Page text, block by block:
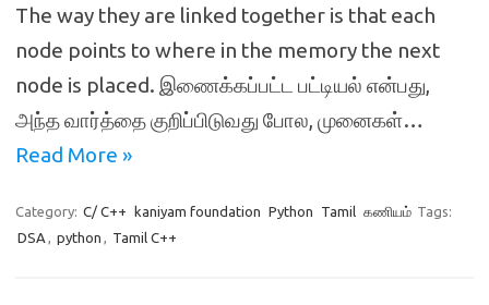
The way they are linked together is that each
node points to where in the memory the next
node is placed. இணைக்கப்பட்ட பட்டியல் என்பது,
அந்த வார்த்தை குறிப்பிடுவது போல, முனைகள்…
Read More »
Category: C/ C++ kaniyam foundation Python Tamil கணியம் Tags:
DSA , python , Tamil C++